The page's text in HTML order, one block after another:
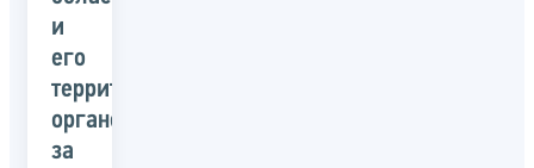
и
его
территориальных
органов
за